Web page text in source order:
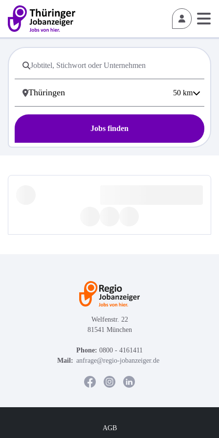
50 km
Jobs finden
Welfenstr. 22
81541 München
Phone: 0800 - 4161411
Mail: anfrage@regio-jobanzeiger.de
AGB